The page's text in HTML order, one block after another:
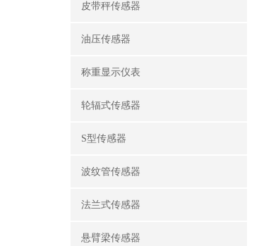
皮带秤传感器
油压传感器
称重显示仪表
轮辐式传感器
S型传感器
波纹管传感器
法兰式传感器
悬臂梁传感器